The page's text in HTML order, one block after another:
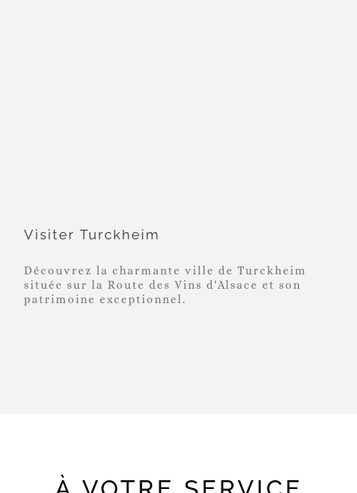
Visiter Turckheim
Découvrez la charmante ville de Turckheim
située sur la Route des Vins d'Alsace et son
patrimoine exceptionnel.